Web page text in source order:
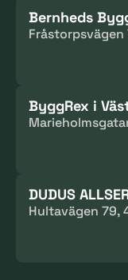
Bernheds
Fråstorpsvägen
ByggRex i
DUDUS
Hultavägen 79,